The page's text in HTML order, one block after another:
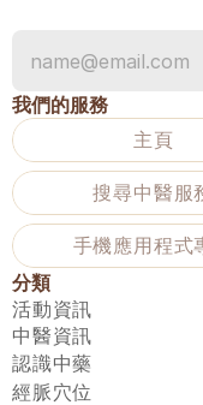
我們的服務
主頁
搜尋中醫服
手機應用程式
分類
活動資訊
中醫資訊
認識中藥
經脈穴位